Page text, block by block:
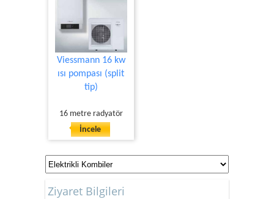
Viessmann 16 kw
ısı pompası (split
tip)
16 metre radyatör
İncele
Ziyaret Bilgileri